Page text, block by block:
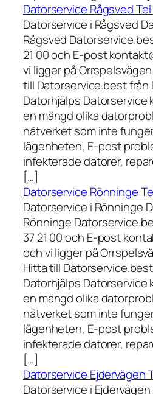
Datorservice Rågsved Tel
Datorservice i Rågsved
Rågsved
21 00 och E-post
vi ligger på
till Datorservice.best från
Datorhjälps Datorservice
en mängd olika
nätverket som inte
lägenheten, E-post
infekterade datorer,
[…]
Datorservice Rönninge
Datorservice i Rönninge
Rönninge
37 21 00 och E-post
och vi ligger på
Hitta till
Datorhjälps Datorservice
en mängd olika
nätverket som inte
lägenheten, E-post
infekterade datorer,
[…]
Datorservice Ejdervägen
Datorservice i